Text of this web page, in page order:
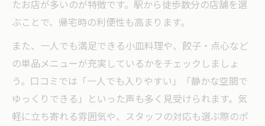
たお店が多いのが特徴です。駅から徒歩数分の店舗を選
ぶことで、帰宅時の利便性も高まります。
また、一人でも満足できる小皿料理や、餃子・点心など
の単品メニューが充実しているかをチェックしましょ
う。口コミでは「一人でも入りやすい」「静かな空間で
ゆっくりできる」といった声も多く見受けられます。気
軽に立ち寄れる雰囲気や、スタッフの対応も選ぶ際のポ